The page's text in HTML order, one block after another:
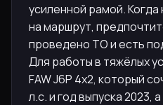
усиленной рамой.
на маршрут,
проведено ТО и есть
Для работы в тяжёлых
FAW J6P 4x2, который
л.с. и год выпуска 2023,